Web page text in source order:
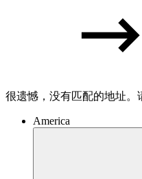
很遗憾，没有匹配的地址。
America